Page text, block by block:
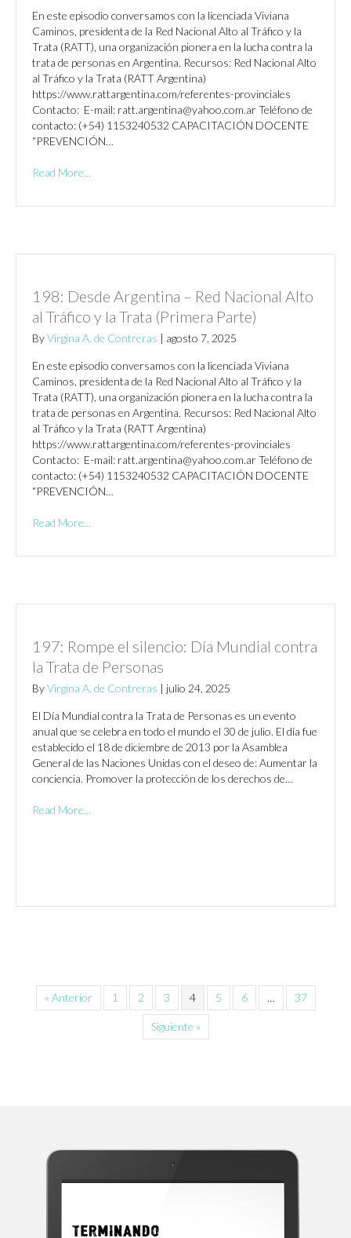
En este episodio conversamos con la licenciada Viviana
Caminos, presidenta de la Red Nacional Alto al Tráfico y la
Trata (RATT), una organización pionera en la lucha contra la
trata de personas en Argentina. Recursos: Red Nacional Alto
al Tráfico y la Trata (RATT Argentina)
https://www.rattargentina.com/referentes-provinciales
Contacto: E-mail: ratt.argentina@yahoo.com.ar Teléfono de
contacto: (+54) 1153240532 CAPACITACIÓN DOCENTE
“PREVENCIÓN…
Read More...
198: Desde Argentina – Red Nacional Alto
al Tráfico y la Trata (Primera Parte)
ByVirgina A. de Contreras | agosto 7, 2025
En este episodio conversamos con la licenciada Viviana
Caminos, presidenta de la Red Nacional Alto al Tráfico y la
Trata (RATT), una organización pionera en la lucha contra la
trata de personas en Argentina. Recursos: Red Nacional Alto
al Tráfico y la Trata (RATT Argentina)
https://www.rattargentina.com/referentes-provinciales
Contacto: E-mail: ratt.argentina@yahoo.com.ar Teléfono de
contacto: (+54) 1153240532 CAPACITACIÓN DOCENTE
“PREVENCIÓN…
Read More...
197: Rompe el silencio: Día Mundial contra
la Trata de Personas
ByVirgina A. de Contreras | julio 24, 2025
El Día Mundial contra la Trata de Personas es un evento
anual que se celebra en todo el mundo el 30 de julio. El día fue
establecido el 18 de diciembre de 2013 por la Asamblea
General de las Naciones Unidas con el deseo de: Aumentar la
conciencia. Promover la protección de los derechos de…
Read More...
« Anterior 1 2 3 4 5 6 … 37
Siguiente »